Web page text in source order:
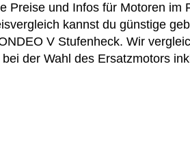
Preise und Infos für Motoren
kannst du günstige
V Stufenheck. Wir
der Wahl des Ersatzmotors